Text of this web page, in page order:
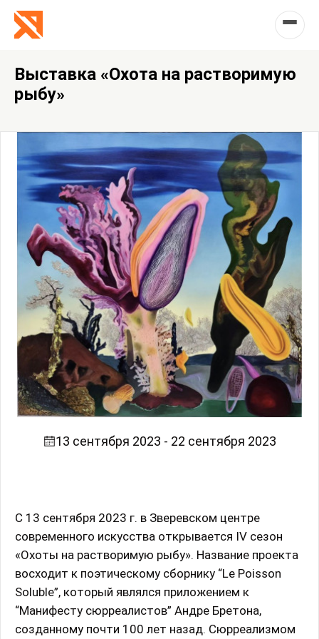
Выставка «Охота на растворимую
рыбу»
13 сентября 2023 - 22 сентября 2023
С 13 сентября 2023 г. в Зверевском центре
современного искусства открывается IV сезон
«Охоты на растворимую рыбу». Название проекта
восходит к поэтическому сборнику “Le Poisson
Soluble”, который являлся приложением к
“Манифесту сюрреалистов” Андре Бретона,
созданному почти 100 лет назад. Сюрреализмом